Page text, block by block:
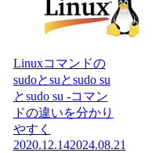
Linuxコマンドの
sudoとsuとsudo su
とsudo su -コマン
ドの違いを分かり
やすく
2020.12.142024.08.21